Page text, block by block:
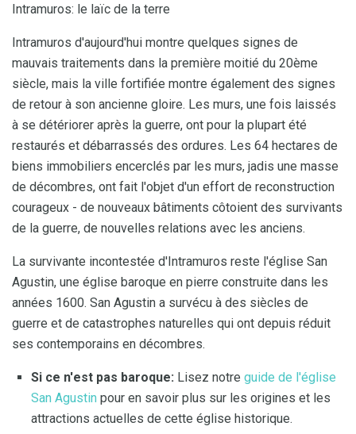
Intramuros: le laïc de la terre
Intramuros d'aujourd'hui montre quelques signes de
mauvais traitements dans la première moitié du 20ème
siècle, mais la ville fortifiée montre également des signes
de retour à son ancienne gloire. Les murs, une fois laissés
à se détériorer après la guerre, ont pour la plupart été
restaurés et débarrassés des ordures. Les 64 hectares de
biens immobiliers encerclés par les murs, jadis une masse
de décombres, ont fait l'objet d'un effort de reconstruction
courageux - de nouveaux bâtiments côtoient des survivants
de la guerre, de nouvelles relations avec les anciens.
La survivante incontestée d'Intramuros reste l'église San
Agustin, une église baroque en pierre construite dans les
années 1600. San Agustin a survécu à des siècles de
guerre et de catastrophes naturelles qui ont depuis réduit
ses contemporains en décombres.
Si ce n'est pas baroque: Lisez notre guide de l'église
San Agustin pour en savoir plus sur les origines et les
attractions actuelles de cette église historique.